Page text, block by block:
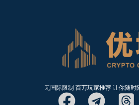
无国际限制 百万玩家推荐 让你随时